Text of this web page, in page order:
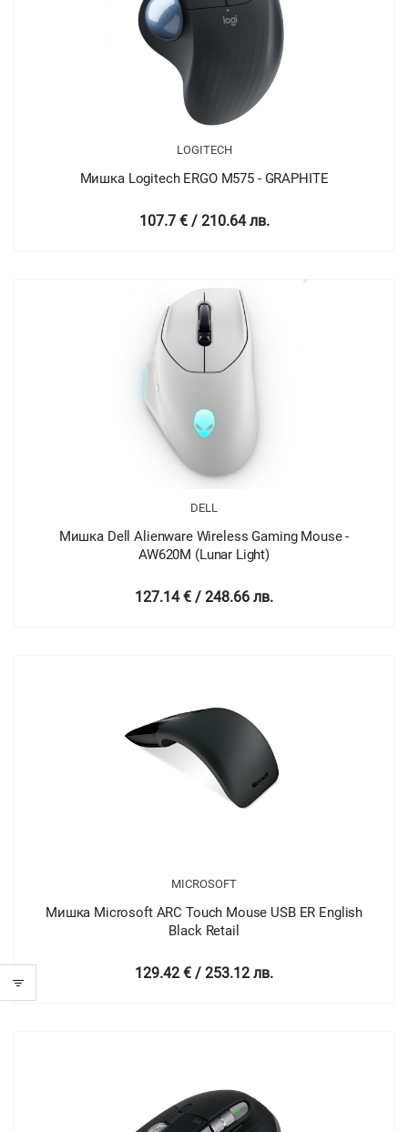
LOGITECH
Мишка Logitech ERGO M575 - GRAPHITE
107.7 € / 210.64 лв.
DELL
Мишка Dell Alienware Wireless Gaming Mouse -
AW620M (Lunar Light)
127.14 € / 248.66 лв.
MICROSOFT
Мишка Microsoft ARC Touch Mouse USB ER English
Black Retail
129.42 € / 253.12 лв.